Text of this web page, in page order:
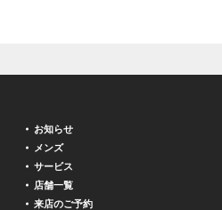
お知らせ
メンズ
サービス
店舗一覧
来店のご予約